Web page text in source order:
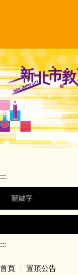
內
容
區
:::
:::
首頁 置頂公告